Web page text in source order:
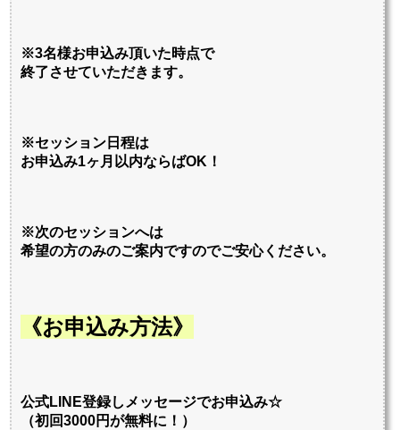
※3名様お申込み頂いた時点で
終了させていただきます。
※セッション日程は
お申込み1ヶ月以内ならばOK！
※次のセッションへは
希望の方のみのご案内ですのでご安心ください。
《お申込み方法》
公式LINE登録しメッセージでお申込み☆
（初回3000円が無料に！）